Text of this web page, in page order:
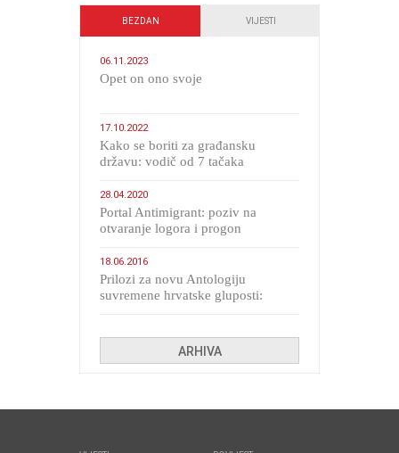
BEZDAN VIJESTI
06.11.2023
​Opet on ono svoje
17.10.2022
Kako se boriti za građansku
državu: vodič od 7 tačaka
28.04.2020
Portal Antimigrant: poziv na
otvaranje logora i progon
18.06.2016
Prilozi za novu Antologiju
suvremene hrvatske gluposti:
ARHIVA